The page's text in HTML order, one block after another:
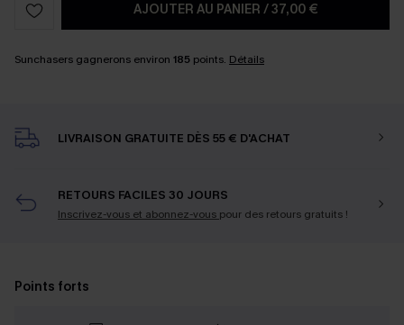
AJOUTER AU PANIER /37,00 €
Sunchasers gagnerons environ 185 points. Détails
LIVRAISON GRATUITE DÈS 55 € D'ACHAT
RETOURS FACILES 30 JOURS
Inscrivez-vous et abonnez-vous pour des retours gratuits !
Points forts